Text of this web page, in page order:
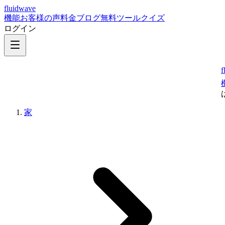
fluidwave
機能お客様の声料金ブログ無料ツールクイズ
ログイン
家